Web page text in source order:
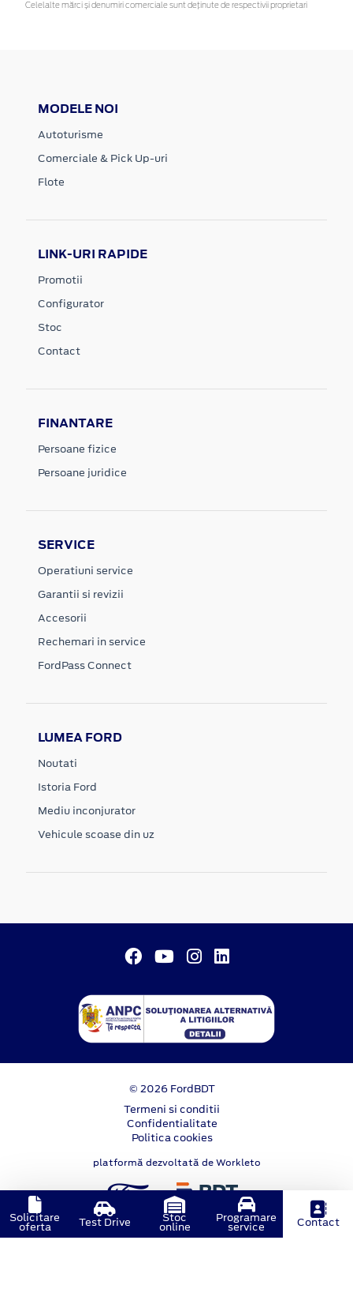
Celelalte mărci și denumiri comerciale sunt deținute de respectivii proprietari
MODELE NOI
Autoturisme
Comerciale & Pick Up-uri
Flote
LINK-URI RAPIDE
Promotii
Configurator
Stoc
Contact
FINANTARE
Persoane fizice
Persoane juridice
SERVICE
Operatiuni service
Garantii si revizii
Accesorii
Rechemari in service
FordPass Connect
LUMEA FORD
Noutati
Istoria Ford
Mediu inconjurator
Vehicule scoase din uz
© 2026 FordBDT
Termeni si conditii
Confidentialitate
Politica cookies
platformă dezvoltată de Workleto
Solicitare
oferta Test Drive Stoc
online
Programare
service Contact